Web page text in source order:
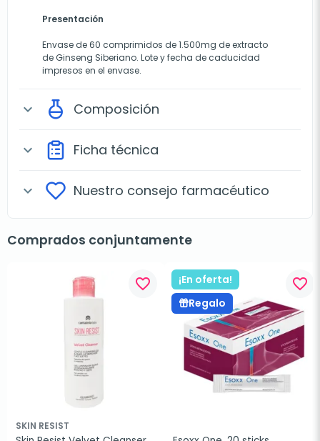
Presentación
Envase de 60 comprimidos de 1.500mg de extracto
de Ginseng Siberiano. Lote y fecha de caducidad
impresos en el envase.
expand_more Composición
expand_more Ficha técnica
expand_more Nuestro consejo farmacéutico
Comprados conjuntamente
favorite_border
SKIN RESIST
¡En oferta!
Regalo
favorite_border